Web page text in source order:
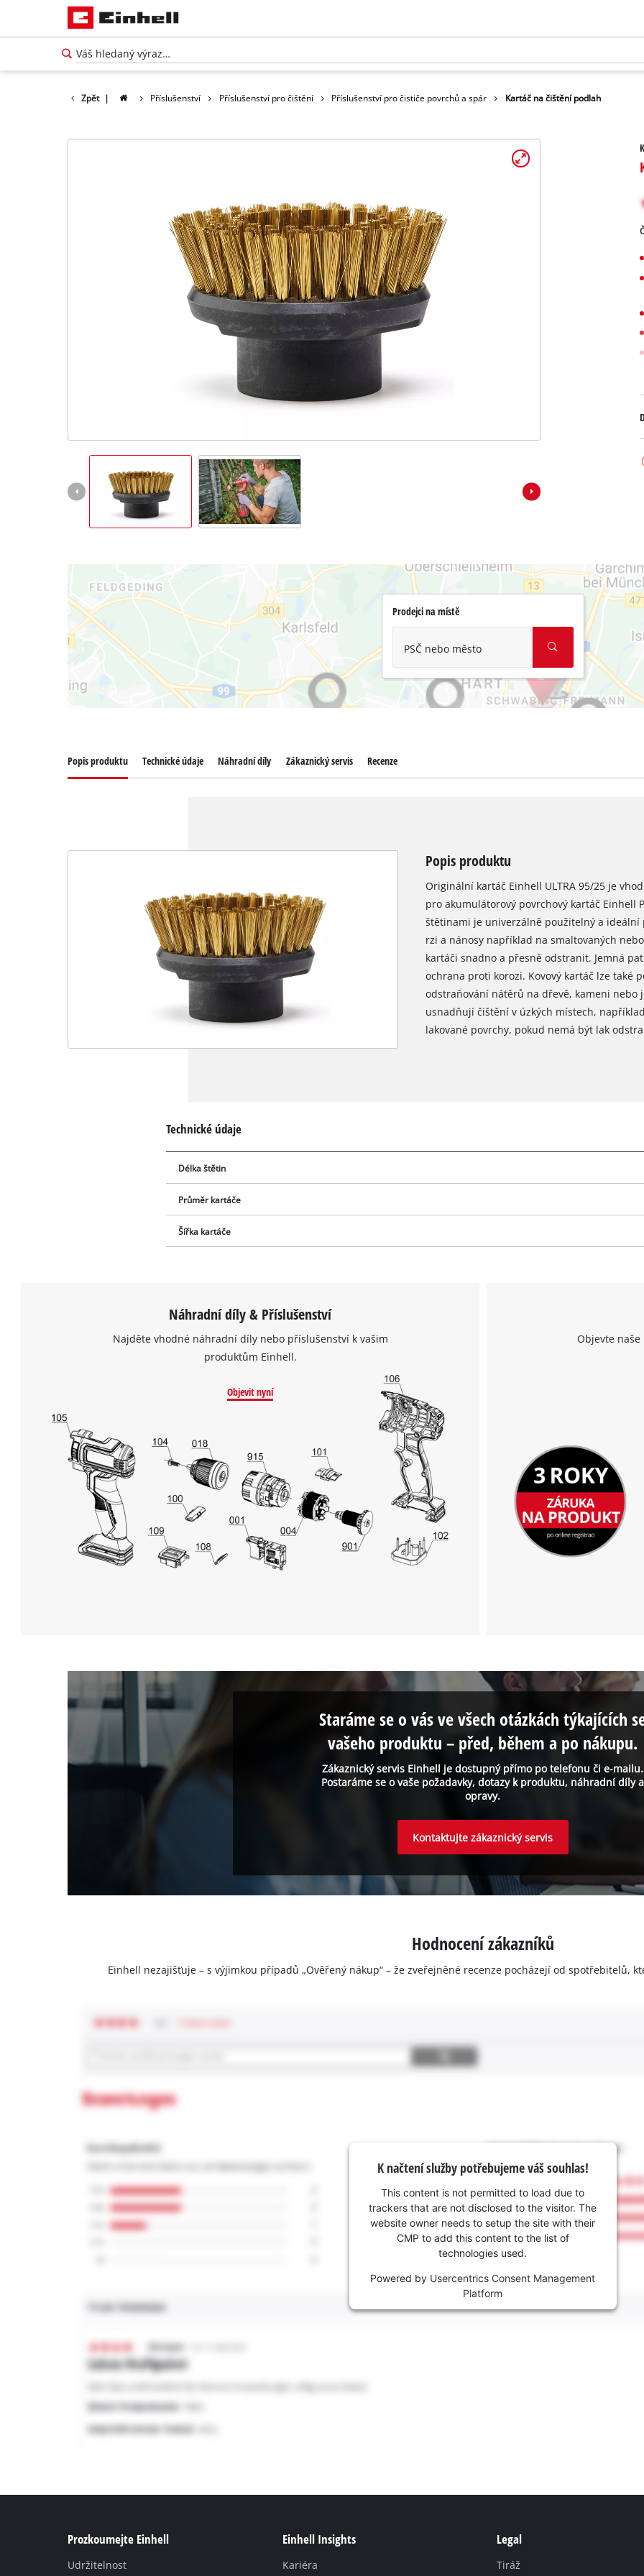
Zpět | Příslušenství Příslušenství pro čištění Příslušenství pro čističe povrchů a spár Kartáč na čištění podlah
Prodejci na místě
PSČ nebo město
to trackers that are not disclosed to the
visitor. The website owner needs to setup
the site with their CMP to add this content
to the list of technologies used.
Powered by
Usercentrics Consent
Management Platform
Popis produktu Technické údaje Náhradní díly Zákaznický servis Recenze
Popis produktu
Originální kartáč Einhell ULTRA 95/25 je
pro akumulátorový povrchový kartáč Einhell
štětinami je univerzálně použitelný a
rzi a nánosy například na smaltovaných
kartáči snadno a přesně odstranit. Jemná
ochrana proti korozi. Kovový kartáč lze
odstraňování nátěrů na dřevě, kameni nebo
usnadňují čištění v úzkých místech,
lakované povrchy, pokud nemá být lak
Technické údaje
Délka štětin
Průměr kartáče
Šířka kartáče
Náhradní díly & Příslušenství
Najděte vhodné náhradní díly nebo příslušenství k vašim
produktům Einhell.
Objevit nyní
Objevte
Zákaznický servis Einhell je dostupný přímo po telefonu či e-mailu.
Postaráme se o vaše požadavky, dotazy k produktu, náhradní díly a
opravy.
Staráme se o vás ve všech otázkách týkajících
vašeho produktu – před, během a po nákupu.
Kontaktujte zákaznický servis
Hodnocení zákazníků
Einhell nezajišťuje – s výjimkou případů „Ověřený nákup“ – že zveřejněné recenze pocházejí od spotřebitelů,
K načtení služby potřebujeme váš souhlas!
This content is not permitted to load due to
trackers that are not disclosed to the visitor. The
website owner needs to setup the site with their
CMP to add this content to the list of
technologies used.
Powered by Usercentrics Consent Management
Platform
Prozkoumejte Einhell
Udržitelnost
Einhell Insights
Kariéra
Legal
Tiráž